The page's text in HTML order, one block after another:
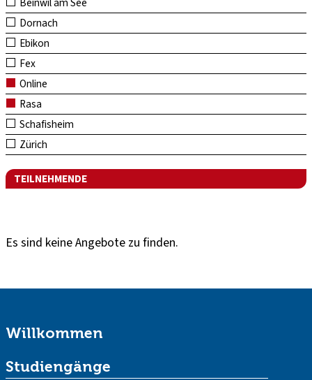
Dornach
Ebikon
Fex
Online
Rasa
Schafisheim
Zürich
TEILNEHMENDE
Es sind keine Angebote zu finden.
Willkommen
Studiengänge